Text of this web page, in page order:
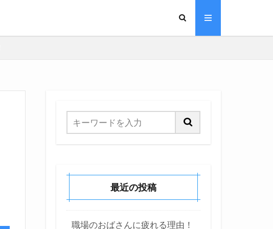
最近の投稿
職場のおばさんに疲れる理由！